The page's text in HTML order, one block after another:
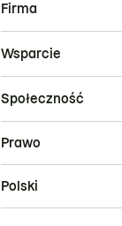
Firma
Wsparcie
Społeczność
Prawo
Polski